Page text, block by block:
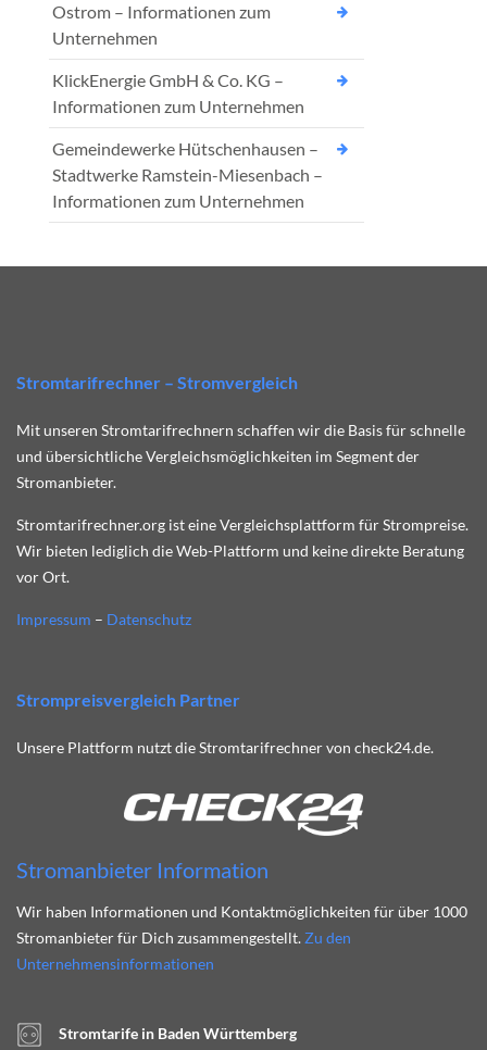
Ostrom – Informationen zum
Unternehmen
KlickEnergie GmbH & Co. KG –
Informationen zum Unternehmen
Gemeindewerke Hütschenhausen –
Stadtwerke Ramstein-Miesenbach –
Informationen zum Unternehmen
Stromtarifrechner – Stromvergleich
Mit unseren Stromtarifrechnern schaffen wir die Basis für schnelle
und übersichtliche Vergleichsmöglichkeiten im Segment der
Stromanbieter.
Stromtarifrechner.org ist eine Vergleichsplattform für Strompreise.
Wir bieten lediglich die Web-Plattform und keine direkte Beratung
vor Ort.
Impressum – Datenschutz
Strompreisvergleich Partner
Unsere Plattform nutzt die Stromtarifrechner von check24.de.
Stromanbieter Information
Wir haben Informationen und Kontaktmöglichkeiten für über 1000
Stromanbieter für Dich zusammengestellt. Zu den
Unternehmensinformationen
Stromtarife in Baden Württemberg